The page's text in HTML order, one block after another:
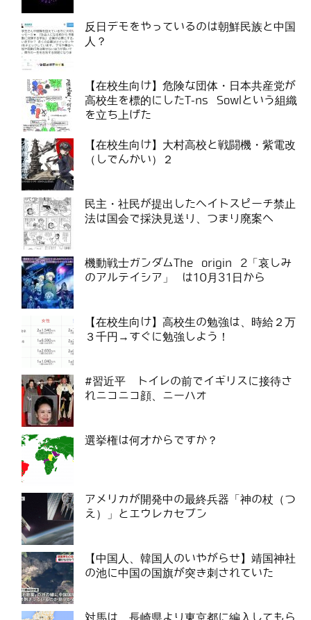
反日デモをやっているのは朝鮮民族と中国
人？
【在校生向け】危険な団体・日本共産党が
高校生を標的にしたT-ns Sowlという組織
を立ち上げた
【在校生向け】大村高校と戦闘機・紫電改
（しでんかい）２
民主・社民が提出したヘイトスピーチ禁止
法は国会で採決見送り、つまり廃案へ
機動戦士ガンダムThe origin 2「哀しみ
のアルテイシア」 は10月31日から
【在校生向け】高校生の勉強は、時給２万
３千円→すぐに勉強しよう！
#習近平 トイレの前でイギリスに接待さ
れニコニコ顔、ニーハオ
選挙権は何才からですか？
アメリカが開発中の最終兵器「神の杖（つ
え）」とエウレカセブン
【中国人、韓国人のいやがらせ】靖国神社
の池に中国の国旗が突き刺されていた
対馬は、長崎県より東京都に編入してもら